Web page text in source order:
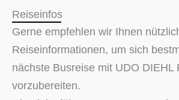
Reiseinfos
Gerne empfehlen wir Ihnen
Reiseinformationen, um sich
nächste Busreise mit UDO DIEHL
vorzubereiten.